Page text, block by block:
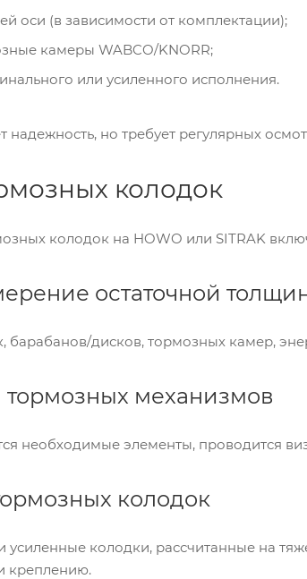
оси (в зависимости от комплектации);
камеры WABCO/KNORR;
или усиленного исполнения.
надежность, но требует регулярных
колодок
колодок на HOWO или SITRAK
остаточной
барабанов/дисков, тормозных камер,
механизмов
необходимые элементы, проводится
колодок
усиленные колодки, рассчитанные на
креплению.